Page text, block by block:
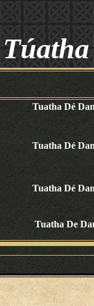
Tuatha Dé
Tuatha Dé
Tuatha Dé
Tuatha De